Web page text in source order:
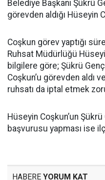
Belediye Başkanı Şükrü
görevden aldığı Hüseyin
Coşkun görev yaptığı
Ruhsat Müdürlüğü
bilgilere göre; Şükrü
Coşkun’u görevden aldı
ruhsatı da iptal etmek
Hüseyin Coşkun’un Şükrü
başvurusu yapması ise
HABERE YORUM KAT